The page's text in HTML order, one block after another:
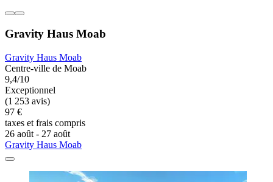
Gravity Haus Moab
Gravity Haus Moab
Centre-ville de Moab
9,4/10
Exceptionnel
(1 253 avis)
97 €
taxes et frais compris
26 août - 27 août
Gravity Haus Moab